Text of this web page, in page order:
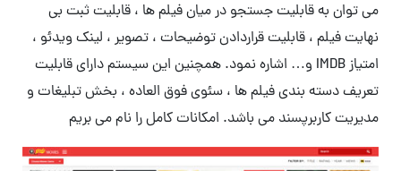
می توان به قابلیت جستجو در میان فیلم ها ، قابلیت ثبت بی
نهایت فیلم ، قابلیت قراردادن توضیحات ، تصویر ، لینک ویدئو ،
امتیاز IMDB و… اشاره نمود. همچنین این سیستم دارای قابلیت
تعریف دسته بندی فیلم ها ، سئوی فوق العاده ، بخش تبلیغات و
مدیریت کاربرپسند می باشد. امکانات کامل را نام می بریم